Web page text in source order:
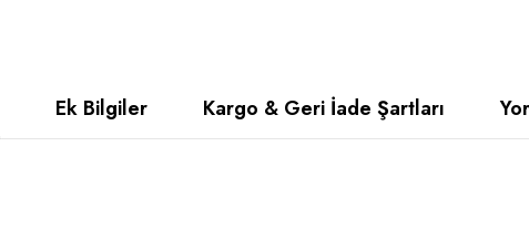
Ek Bilgiler Kargo & Geri İade Şartları